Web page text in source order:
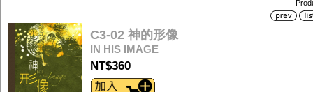
C3-02 神的形像
IN HIS IMAGE
NT$360